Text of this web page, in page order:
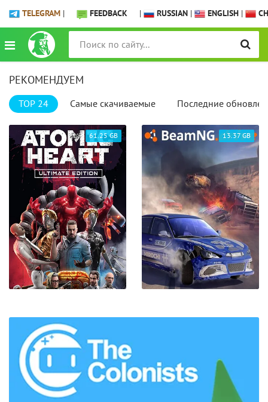
TELEGRAM | FEEDBACK | RUSSIAN | ENGLISH |
РЕКОМЕНДУЕМ
TOP 24 Самые скачиваемые Последние
61.25 GB 13.37 GB